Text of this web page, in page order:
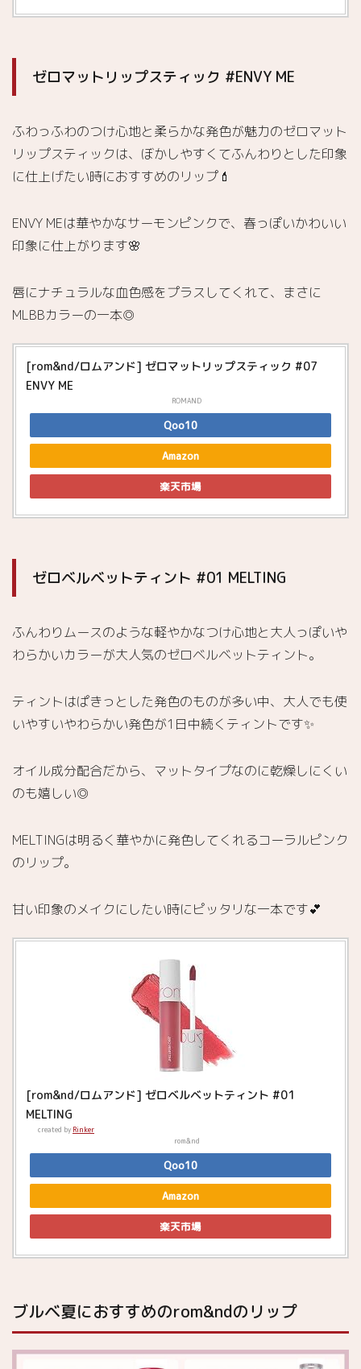
ROSE
ゼロマ
ットリ
ップス
ティッ
RED
SURFER
ベル
ベッ
ィン
ト
#08
分にピ
の
rom&nd
のリッ
みまし
ゼロマットリップスティック #ENVY ME
ふわっふわのつけ心地と柔らかな発色が魅力のゼロマット
リップスティックは、ぼかしやすくてふんわりとした印象
に仕上げたい時におすすめのリップ💄
ENVY MEは華やかなサーモンピンクで、春っぽいかわいい
印象に仕上がります🌸
唇にナチュラルな血色感をプラスしてくれて、まさに
MLBBカラーの一本◎
[rom&nd/ロムアンド] ゼロマットリップスティック #07
ENVY ME
ROMAND
Qoo10
Amazon
楽天市場
ゼロベルベットティント #01 MELTING
ふんわりムースのような軽やかなつけ心地と大人っぽいや
わらかいカラーが大人気のゼロベルベットティント。
ティントはぱきっとした発色のものが多い中、大人でも使
いやすいやわらかい発色が1日中続くティントです✨
オイル成分配合だから、マットタイプなのに乾燥しにくい
のも嬉しい◎
MELTINGは明るく華やかに発色してくれるコーラルピンク
のリップ。
甘い印象のメイクにしたい時にピッタリな一本です💕
[rom&nd/ロムアンド] ゼロベルベットティント #01
MELTING
created by Rinker
rom&nd
Qoo10
Amazon
楽天市場
ブルベ夏におすすめのrom&ndのリップ